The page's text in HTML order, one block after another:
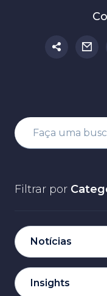
Filtrar por
Notícias
Insights